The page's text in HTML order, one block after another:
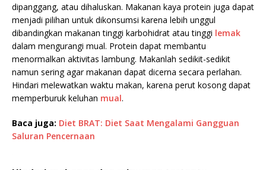
dipanggang, atau dihaluskan. Makanan kaya protein juga dapat
menjadi pilihan untuk dikonsumsi karena lebih unggul
dibandingkan makanan tinggi karbohidrat atau tinggi lemak
dalam mengurangi mual. Protein dapat membantu
menormalkan aktivitas lambung. Makanlah sedikit-sedikit
namun sering agar makanan dapat dicerna secara perlahan.
Hindari melewatkan waktu makan, karena perut kosong dapat
memperburuk keluhan mual.
Baca juga: Diet BRAT: Diet Saat Mengalami Gangguan
Saluran Pencernaan